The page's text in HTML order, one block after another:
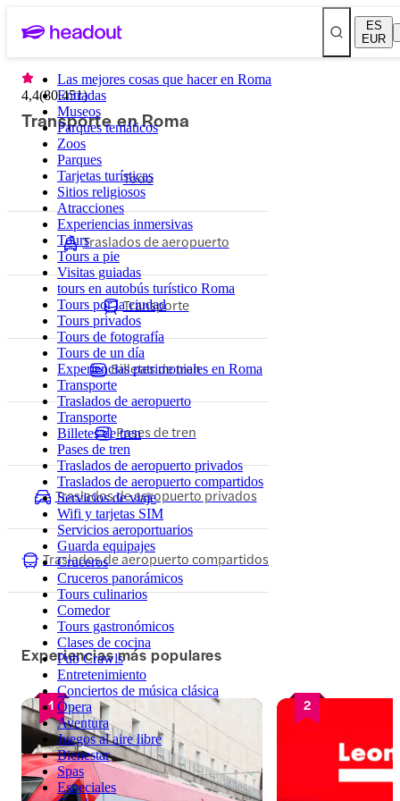
ES
EUR
Las mejores cosas que hacer en Roma
Entradas
Museos
Parques temáticos
Zoos
Parques
Tarjetas turísticas
Sitios religiosos
Atracciones
Experiencias inmersivas
Tours
Tours a pie
Visitas guiadas
tours en autobús turístico Roma
Tours por la ciudad
Tours privados
Tours de fotografía
Tours de un día
Experiencias patrimoniales en Roma
Transporte
Traslados de aeropuerto
Transporte
Billetes de tren
Pases de tren
Traslados de aeropuerto privados
Traslados de aeropuerto compartidos
Servicios de viaje
Wifi y tarjetas SIM
Servicios aeroportuarios
Guarda equipajes
Cruceros
Cruceros panorámicos
Tours culinarios
Comedor
Tours gastronómicos
Clases de cocina
Pub Crawls
Entretenimiento
Conciertos de música clásica
Ópera
Aventura
Juegos al aire libre
Bienestar
Spas
Especiales
4,4(80.451)
Transporte en Roma
Todo
Traslados de aeropuerto
Transporte
Billetes de tren
Pases de tren
Traslados de aeropuerto privados
Traslados de aeropuerto compartidos
Experiencias más populares
1 2